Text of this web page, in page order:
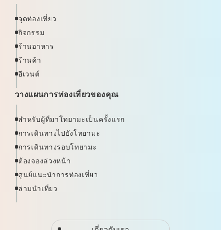
จุดท่องเที่ยว
กิจกรรม
ร้านอาหาร
ร้านค้า
อีเวนต์
วางแผนการท่องเที่ยวของคุณ
สำหรับผู้ที่มาโทยามะเป็นครั้งแรก
การเดินทางไปยังโทยามะ
การเดินทางรอบโทยามะ
ต้องจองล่วงหน้า
ศูนย์แนะนำการท่องเที่ยว
ล่ามนำเที่ยว